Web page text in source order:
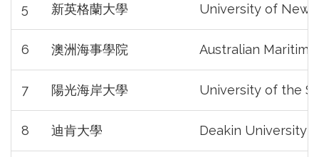
5 新英格蘭大學 University of New
6 澳洲海事學院 Australian
7 陽光海岸大學 University of the
8 迪肯大學 Deakin University